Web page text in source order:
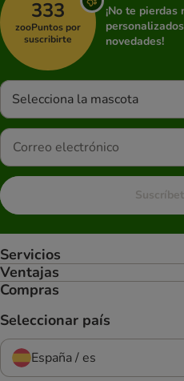
333
zooPuntos por
suscribirte
¡No te
novedades!
Selecciona la mascota
Servicios
Ventajas
Compras
Seleccionar país
España / es